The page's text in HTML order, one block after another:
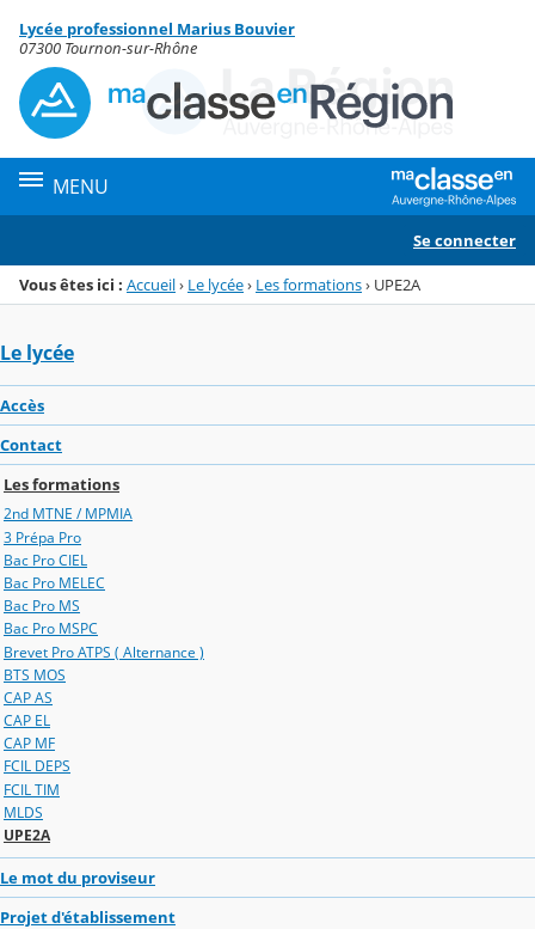
Menu de la rubrique
Contenu
Lycée professionnel Marius Bouvier
07300 Tournon-sur-Rhône
MENU
Se connecter
Vous êtes ici : Accueil› Le lycée› Les formations› UPE2A
Le lycée
Accès
Contact
Les formations
2nd MTNE / MPMIA
3 Prépa Pro
Bac Pro CIEL
Bac Pro MELEC
Bac Pro MS
Bac Pro MSPC
Brevet Pro ATPS ( Alternance )
BTS MOS
CAP AS
CAP EL
CAP MF
FCIL DEPS
FCIL TIM
MLDS
UPE2A
Le mot du proviseur
Projet d'établissement